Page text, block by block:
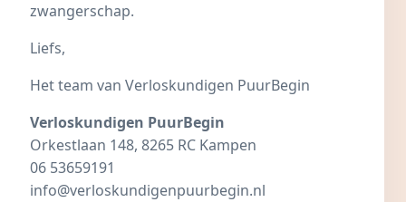
zwangerschap.
Liefs,
Het team van Verloskundigen PuurBegin
Verloskundigen PuurBegin
Orkestlaan 148, 8265 RC Kampen
06 53659191
info@verloskundigenpuurbegin.nl